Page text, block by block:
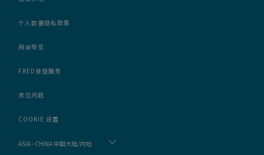
个人数据隐私政策
网站导览
FRED斐登服务
常见问题
COOKIE 设置
ASIA - CHINA 中国大陆/内地